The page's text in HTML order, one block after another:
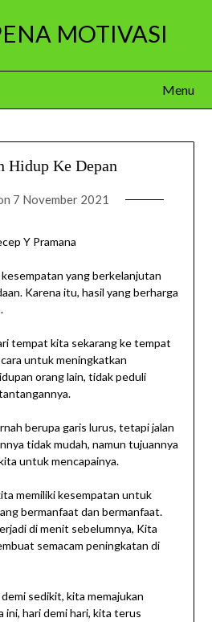
MOTIVASI
Menu
Hidup Ke Depan
7 November 2021
Y Pramana
yang berkelanjutan
Karena itu, hasil yang berharga
tempat kita sekarang ke tempat
untuk meningkatkan
orang lain, tidak peduli
berupa garis lurus, tetapi jalan
tidak mudah, namun tujuannya
untuk mencapainya.
memiliki kesempatan untuk
bermanfaat dan bermanfaat.
di menit sebelumnya, Kita
semacam peningkatan di
sedikit, kita memajukan
ini, hari demi hari, kita terus